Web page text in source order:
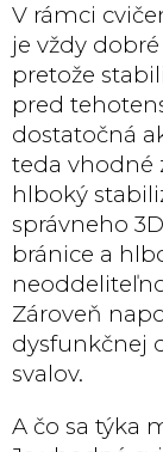
V rámci
je vždy
pretože
pred
dostatočná
teda vhodné
hlboký
správneho
bránice a
Zároveň
dysfunkčnej
svalov.
A čo sa týka